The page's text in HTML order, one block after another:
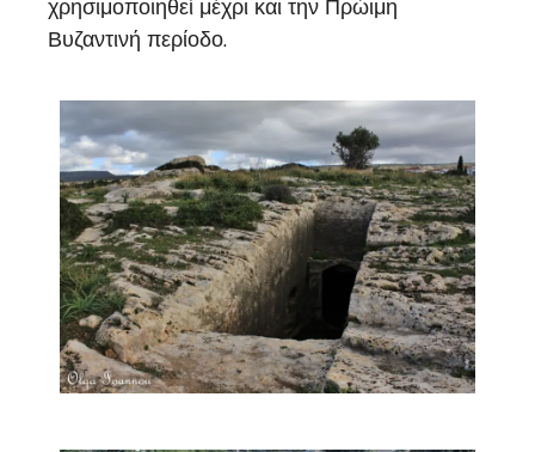
χρησιμοποιηθεί μέχρι και την Πρώιμη
Βυζαντινή περίοδο.